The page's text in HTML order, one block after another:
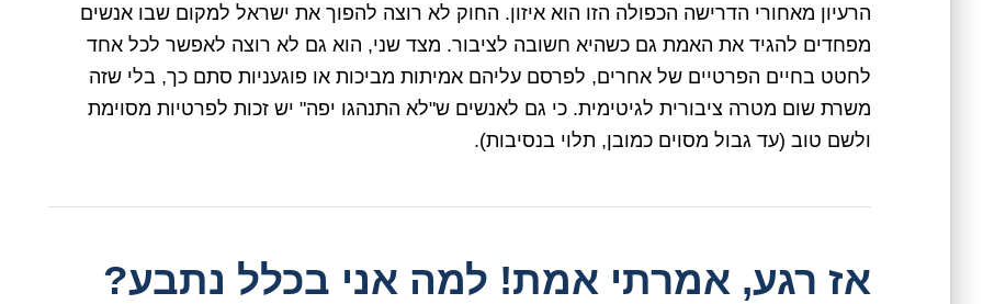
הרעיון מאחורי הדרישה הכפולה הזו הוא איזון. החוק לא רוצה להפוך את ישראל למקום שבו אנשים
מפחדים להגיד את האמת גם כשהיא חשובה לציבור. מצד שני, הוא גם לא רוצה לאפשר לכל אחד
לחטט בחיים הפרטיים של אחרים, לפרסם עליהם אמיתות מביכות או פוגעניות סתם כך, בלי שזה
משרת שום מטרה ציבורית לגיטימית. כי גם לאנשים ש"לא התנהגו יפה" יש זכות לפרטיות מסוימת
ולשם טוב (עד גבול מסוים כמובן, תלוי בנסיבות).
אז רגע, אמרתי אמת! למה אני בכלל נתבע?